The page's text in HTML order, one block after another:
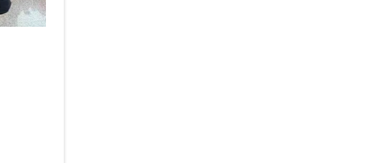
tıklayınız.